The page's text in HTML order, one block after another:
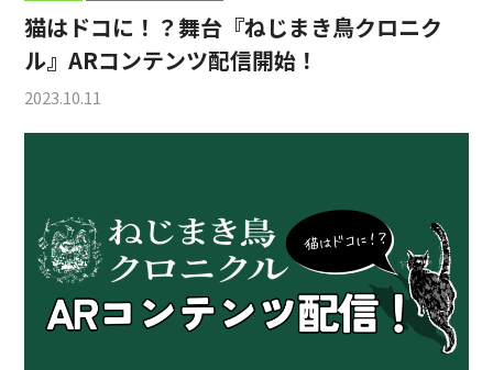
猫はドコに！？舞台『ねじまき鳥クロニク
ル』ARコンテンツ配信開始！
2023.10.11